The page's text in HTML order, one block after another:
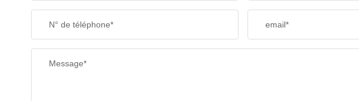
N° de téléphone* email*
Message*